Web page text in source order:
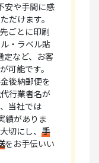
安や手間に感
だけます。
ごとに印刷
・ラベル貼
定など、お客
可能です。
後納郵便を
行業者名が
当社では
績がありま
切にし、 手
をお手伝いい